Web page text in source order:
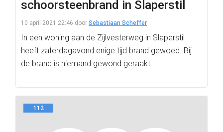
schoorsteenbrand in Slaperstil
10 april 2021 22:46 door Sebastiaan Scheffer
In een woning aan de Zijlvesterweg in Slaperstil
heeft zaterdagavond enige tijd brand gewoed. Bij
de brand is niemand gewond geraakt.
112